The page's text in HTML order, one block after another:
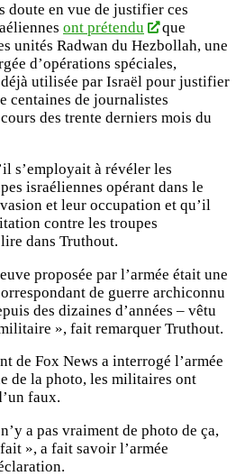
doute en vue de justifier ces
ont prétendu
que
unités Radwan du Hezbollah, une
d’opérations spéciales,
utilisée par Israël pour justifier
centaines de journalistes
des trente derniers mois du
s’employait à révéler les
israéliennes opérant dans le
et leur occupation et qu’il
contre les troupes
dans Truthout.
proposée par l’armée était une
de guerre archiconnu
des dizaines d’années – vêtu
», fait remarquer Truthout.
de Fox News a interrogé l’armée
de la photo, les militaires ont
faux.
a pas vraiment de photo de ça,
», a fait savoir l’armée